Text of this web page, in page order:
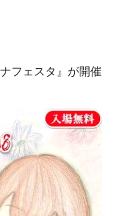
フェスタ』が開催